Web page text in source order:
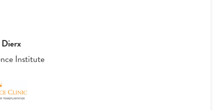
Institute